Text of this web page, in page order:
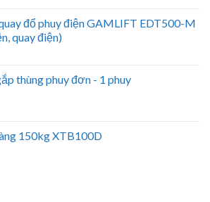
đổ phuy điện GAMLIFT EDT500-M
quay điện)
thùng phuy đơn - 1 phuy
150kg XTB100D